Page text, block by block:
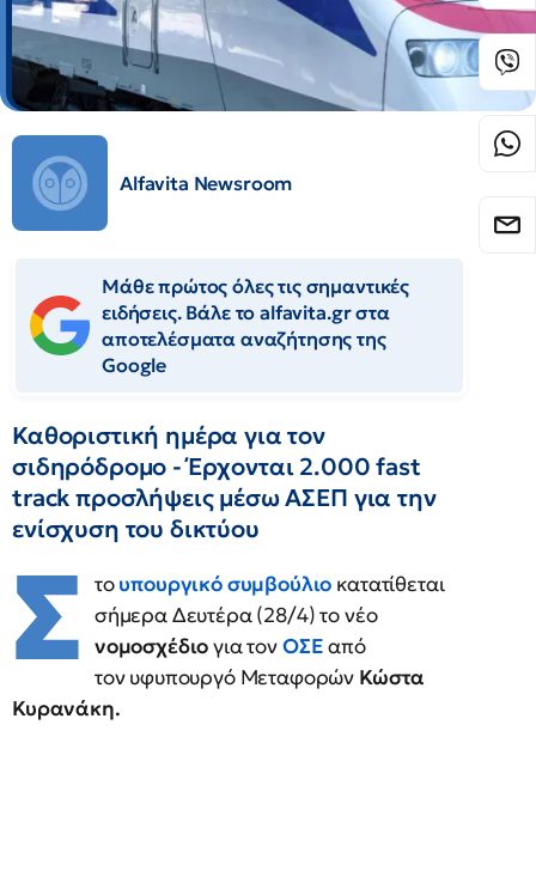
Alfavita Newsroom
Μάθε πρώτος όλες τις σημαντικές
ειδήσεις. Βάλε το alfavita.gr στα
αποτελέσματα αναζήτησης της
Google
Καθοριστική ημέρα για τον
σιδηρόδρομο - Έρχονται 2.000 fast
track προσλήψεις μέσω ΑΣΕΠ για την
ενίσχυση του δικτύου
Σ τουπουργικό συμβούλιο κατατίθεται
σήμερα Δευτέρα (28/4) το νέο
νομοσχέδιογια τονΟΣΕαπό
τον υφυπουργό Μεταφορών Κώστα
Κυρανάκη.